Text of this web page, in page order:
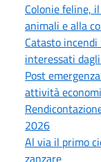
Colonie feline,
animali e alla
Catasto
interessati
Post
attività
2026
Al via il primo
zanzare